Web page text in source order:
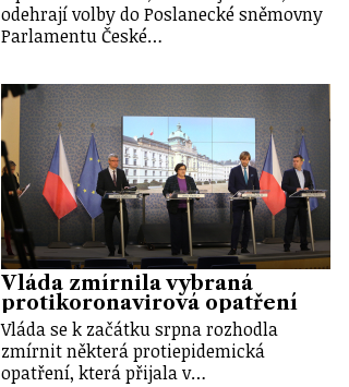
odehrají volby do Poslanecké sněmovny
Parlamentu České…
Vláda zmírnila vybraná
protikoronavirová opatření
Vláda se k začátku srpna rozhodla
zmírnit některá protiepidemická
opatření, která přijala v…